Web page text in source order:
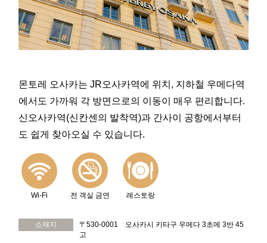
몬토레 오사카는 JR오사카역에 위치, 지하철 우메다역
에서도 가까워 각 방면으로의 이동이 매우 편리합니다.
신오사카역(신칸센의 발착역)과 간사이 공항에서부터
도 쉽게 찾아오실 수 있습니다.
Wi-Fi 전 객실 금연 레스토랑
소재지
〒530-0001 오사카시 키타구 우메다 3초메 3반 45
고